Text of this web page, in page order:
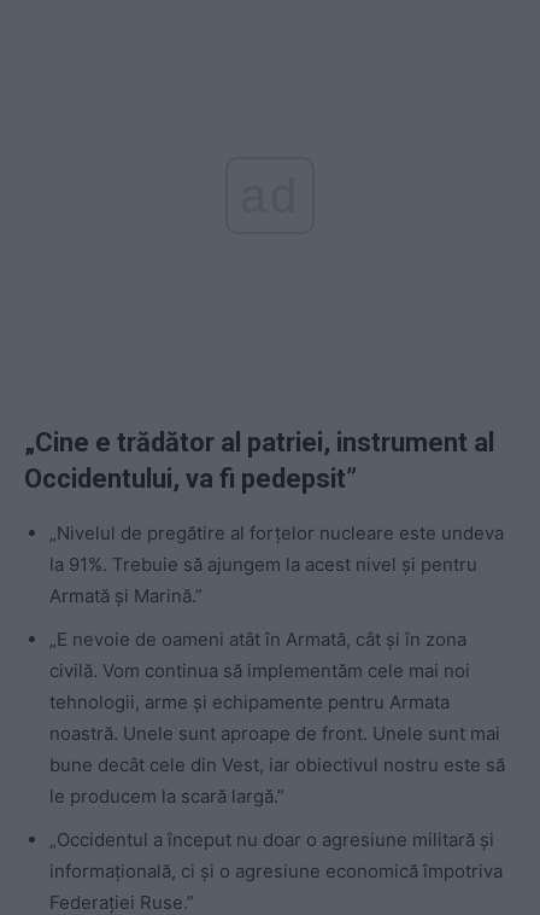
„Cine e trădător al patriei, instrument al
Occidentului, va fi pedepsit”
„Nivelul de pregătire al forțelor nucleare este undeva
la 91%. Trebuie să ajungem la acest nivel și pentru
Armată și Marină.”
„E nevoie de oameni atât în Armată, cât și în zona
civilă. Vom continua să implementăm cele mai noi
tehnologii, arme și echipamente pentru Armata
noastră. Unele sunt aproape de front. Unele sunt mai
bune decât cele din Vest, iar obiectivul nostru este să
le producem la scară largă.”
„Occidentul a început nu doar o agresiune militară și
informațională, ci și o agresiune economică împotriva
Federației Ruse.”